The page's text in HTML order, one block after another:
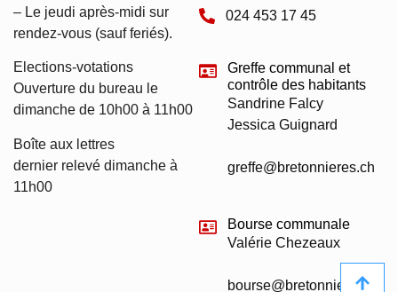
– Le jeudi après-midi sur
rendez-vous (sauf feriés).
Elections-votations
Ouverture du bureau le
dimanche de 10h00 à 11h00
Boîte aux lettres
dernier relevé dimanche à
11h00
024 453 17 45
Greffe communal et
contrôle des habitants
Sandrine Falcy
Jessica Guignard
greffe@bretonnieres.ch
Bourse communale
Valérie Chezeaux
bourse@bretonnieres.ch